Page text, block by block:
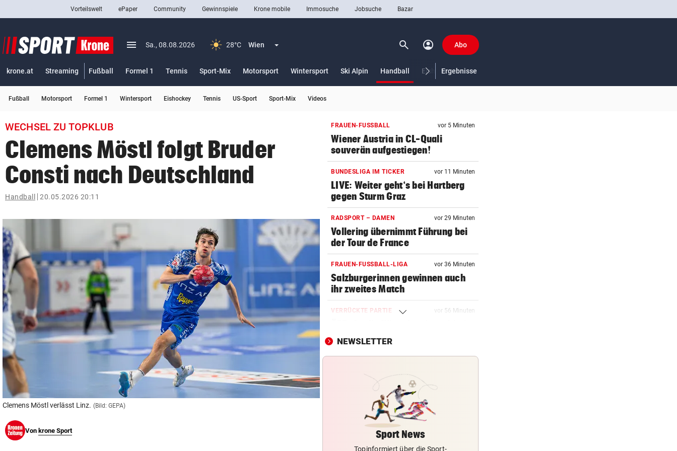
closeSchließen
Abonnieren
bookmark
search
Suchbegriff
eingeben
© Krone Multimedia GmbH & Co KG 2026
Muthgasse 2, 1190 Wien
Vorteilswelt ePaper Community Gewinnspiele Krone mobile Immosuche Jobsuche Bazar
menu Menü aufklappen
Sa., 08.08.2026 28°C Wien Menü aufklappen search Suchen
account_circle Abo
krone.at Streaming Fußball Formel 1 Tennis Sport-Mix Motorsport Wintersport Ski Alpin Handball
(ausgewählt)
Eishockey
US-Sport
Ergebnisse
Fußball Motorsport Formel 1 Wintersport Eishockey Tennis US-Sport Sport-Mix Videos
WECHSEL ZU TOPKLUB
Clemens Möstl folgt Bruder
Consti nach Deutschland
Handball 20.05.2026 20:11
Clemens Möstl verlässt Linz. (Bild: GEPA)
Von krone Sport
FRAUEN-FUSSBALL vor 5 Minuten
Wiener Austria in CL-Quali
souverän aufgestiegen!
BUNDESLIGA IM TICKER vor 11 Minuten
LIVE: Weiter geht‘s bei Hartberg
gegen Sturm Graz
RADSPORT – DAMEN vor 29 Minuten
Vollering übernimmt Führung bei
der Tour de France
FRAUEN-FUSSBALL-LIGA vor 36 Minuten
Salzburgerinnen gewinnen auch
ihr zweites Match
VERRÜCKTE PARTIE vor 56 Minuten
10-Tore-Spektakel
AUCH STEIRER SIEGEN 17:42
keine Chance
LOKALAUGENSCHEIN
„Gletscherspalten und Steine –
das ist gefährlich“
REGIONALLIGA NORD
NEWSLETTER
Sport News
Topinformiert über die Sport-